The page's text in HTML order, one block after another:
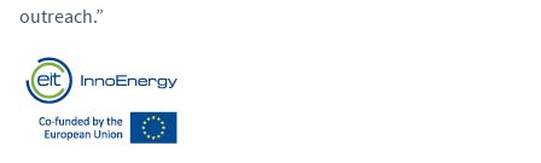
outreach.”